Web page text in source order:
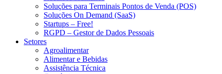
Soluções para Terminais Pontos de Venda (POS)
Soluções On Demand (SaaS)
Startups – Free!
RGPD – Gestor de Dados Pessoais
Setores
Agroalimentar
Alimentar e Bebidas
Assistência Técnica